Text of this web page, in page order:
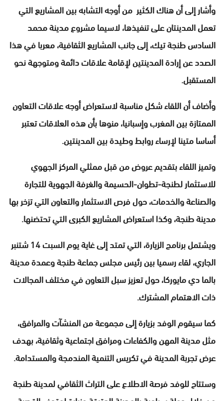
وأشار إلى أن هناك الكثير من أوجه التشابه بين المشاريع التي
تعمل المدينتان على تنفيذها، لاسيما مشروع مدينة محمد
السادس طنجة تيك، إلى جانب المشاريع الثقافية، معربا في هذا
الصدد عن إرادة المدينتين لإقامة علاقات دائمة ومتوجهة نحو
المستقبل.
وأضاف أن اللقاء شكل مناسبة لاستعراض أوجه علاقات التعاون
الممتازة بين المغرب وإسبانيا، منوها بأن هذه العلاقات تعتبر
أساسا متينا لإرساء روابط وطيدة بين المدينتين.
وتميز اللقاء بتقديم عروض من قبل ممثلي المركز الجهوي
للاستثمار لطنجة-تطوان-الحسيمة والغرفة الجهوية للتجارة
والصناعة والخدمات، حول فرص الاستثمار والتعاون التي تزخر بها
مدينة طنجة، وكذا استعراض المشاريع الكبرى التي تحتضنها.
ويشتمل برنامج الزيارة، التي تمتد إلى غاية يوم السبت 14 شتنبر
الجاري، لقاء رسميا بين رئيس مجلس جماعة طنجة وعمدة مدينة
بالما دي مايوركا، حول تعزيز سبل التعاون في مختلف المجالات
ذات الاهتمام المشترك.
كما سيقوم الوفد بزيارة إلى مجموعة من المنشآت والمرافق،
مثل مدينة المهن والكفاءات ومرافق اجتماعية وثقافية، بهدف
عرض تجربة المدينة في تكريس التنمية المندمجة والمستدامة.
وستتاح للوفد فرصة الاطلاع على التراث الثقافي لمدينة طنجة